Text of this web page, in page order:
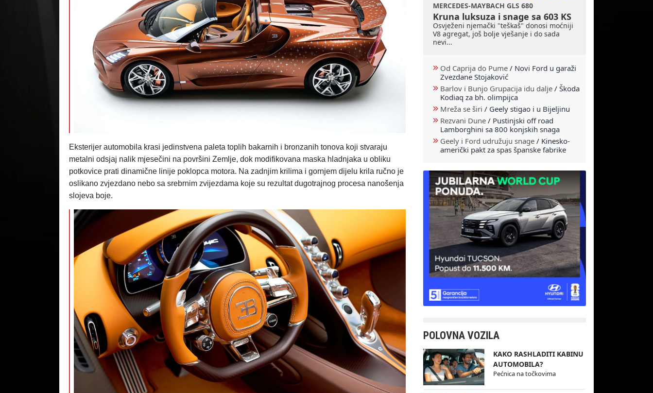
Eksterijer automobila krasi jedinstvena paleta toplih bakarnih i bronzanih tonova koji stvaraju
metalni odsjaj nalik mjesečini na površini Zemlje, dok modifikovana maska hladnjaka u obliku
potkovice prati dinamične linije poklopca motora. Na zadnjim krilima i gornjem dijelu krila ručno je
oslikano zvjezdano nebo sa srebrnim zvijezdama koje su rezultat dugotrajnog procesa nanošenja
slojeva boje.
MERCEDES-MAYBACH GLS 680
Kruna luksuza i snage sa 603 KS
Osvježeni njemački "teškaš" donosi moćniji
V8 agregat, još bolje vješanje i do sada
nevi...
Od Caprija do Pume / Novi Ford u garaži
Zvezdane Stojaković
Barlov i Bunjo Grupacija idu dalje /Škoda
Kodiaq za bh. olimpijca
Mreža se širi / Geely stigao i u Bijeljinu
Rezvani Dune / Pustinjski off road
Lamborghini sa 800 konjskih snaga
Geely i Ford udružuju snage / Kinesko-
američki pakt za spas španske fabrike
POLOVNA VOZILA
KAKO RASHLADITI KABINU
AUTOMOBILA?
Pećnica na točkovima